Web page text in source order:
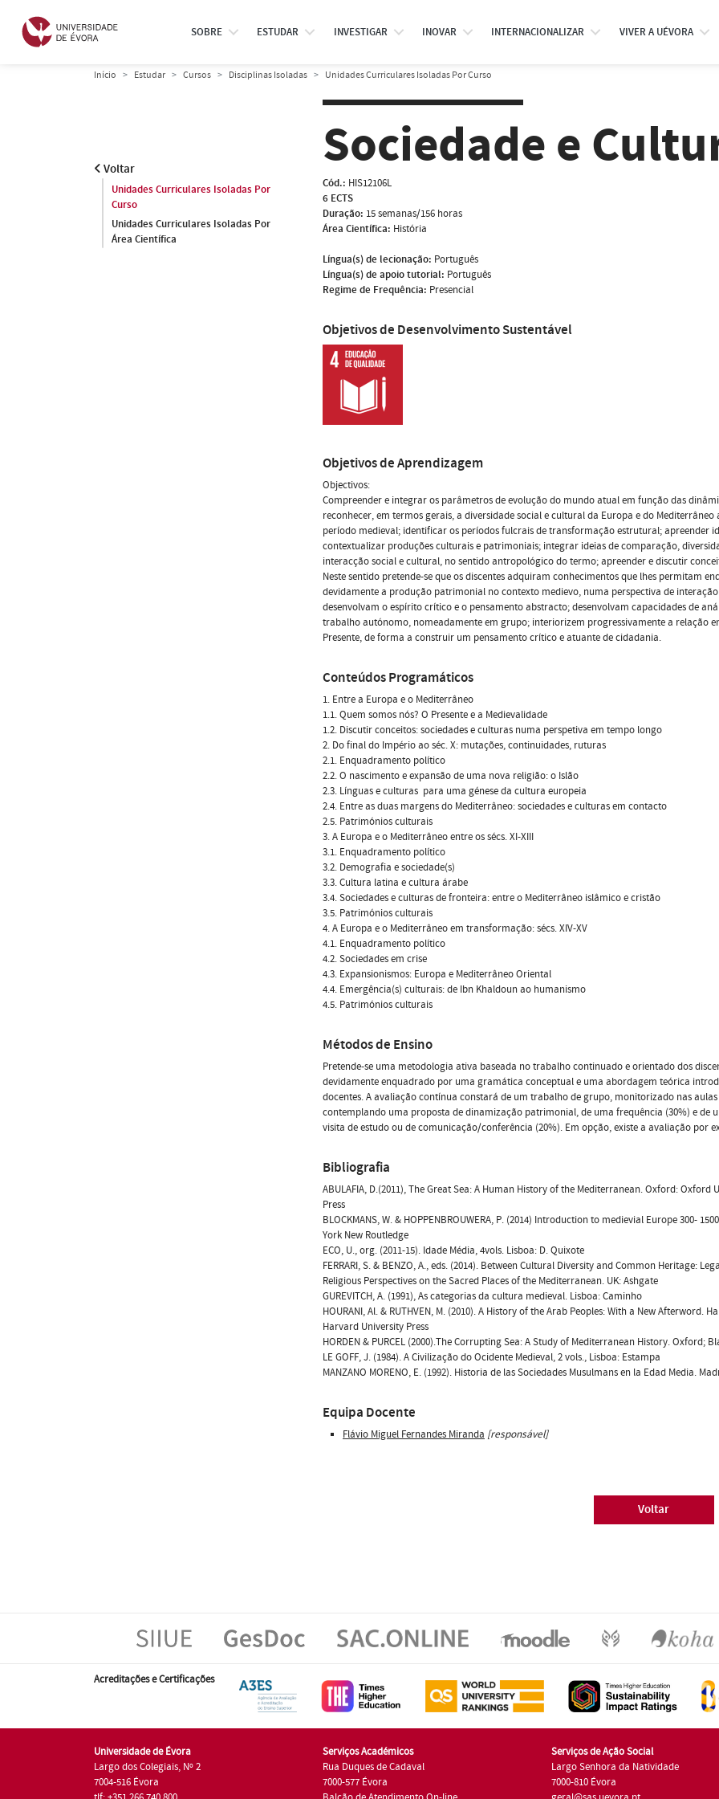
SOBRE ESTUDAR INVESTIGAR INOVAR INTERNACIONALIZAR VIVER A UÉVORA
Início Estudar Cursos Disciplinas Isoladas Unidades Curriculares Isoladas Por Curso
Voltar
Unidades Curriculares Isoladas Por
Curso
Unidades Curriculares Isoladas Por
Área Científica
Sociedade e
Cód.: HIS12106L
6 ECTS
Duração: 15 semanas/156 horas
Área Científica: História
Língua(s) de lecionação: Português
Língua(s) de apoio tutorial: Português
Regime de Frequência: Presencial
Objetivos de Desenvolvimento Sustentável
Objetivos de Aprendizagem
Objectivos:
Compreender e integrar os parâmetros de evolução do mundo atual em função das
reconhecer, em termos gerais, a diversidade social e cultural da Europa e do Mediterrâneo
período medieval; identificar os períodos fulcrais de transformação estrutural; apreender
contextualizar produções culturais e patrimoniais; integrar ideias de comparação,
interacção social e cultural, no sentido antropológico do termo; apreender e discutir
Neste sentido pretende-se que os discentes adquiram conhecimentos que lhes permitam
devidamente a produção patrimonial no contexto medievo, numa perspectiva de
desenvolvam o espírito crítico e o pensamento abstracto; desenvolvam capacidades de
trabalho autónomo, nomeadamente em grupo; interiorizem progressivamente a relação
Presente, de forma a construir um pensamento crítico e atuante de cidadania.
Conteúdos Programáticos
1. Entre a Europa e o Mediterrâneo
1.1. Quem somos nós? O Presente e a Medievalidade
1.2. Discutir conceitos: sociedades e culturas numa perspetiva em tempo longo
2. Do final do Império ao séc. X: mutações, continuidades, ruturas
2.1. Enquadramento político
2.2. O nascimento e expansão de uma nova religião: o Islão
2.3. Línguas e culturas  para uma génese da cultura europeia
2.4. Entre as duas margens do Mediterrâneo: sociedades e culturas em contacto
2.5. Patrimónios culturais
3. A Europa e o Mediterrâneo entre os sécs. XI-XIII
3.1. Enquadramento político
3.2. Demografia e sociedade(s)
3.3. Cultura latina e cultura árabe
3.4. Sociedades e culturas de fronteira: entre o Mediterrâneo islâmico e cristão
3.5. Patrimónios culturais
4. A Europa e o Mediterrâneo em transformação: sécs. XIV-XV
4.1. Enquadramento político
4.2. Sociedades em crise
4.3. Expansionismos: Europa e Mediterrâneo Oriental
4.4. Emergência(s) culturais: de Ibn Khaldoun ao humanismo
4.5. Patrimónios culturais
Métodos de Ensino
Pretende-se uma metodologia ativa baseada no trabalho continuado e orientado dos
devidamente enquadrado por uma gramática conceptual e uma abordagem teórica
docentes. A avaliação contínua constará de um trabalho de grupo, monitorizado nas
contemplando uma proposta de dinamização patrimonial, de uma frequência (30%) e de
visita de estudo ou de comunicação/conferência (20%). Em opção, existe a avaliação por
Bibliografia
ABULAFIA, D.(2011), The Great Sea: A Human History of the Mediterranean. Oxford: Oxford
Press
BLOCKMANS, W. & HOPPENBROUWERA, P. (2014) Introduction to medievial Europe 300-
York New Routledge
ECO, U., org. (2011-15). Idade Média, 4vols. Lisboa: D. Quixote
FERRARI, S. & BENZO, A., eds. (2014). Between Cultural Diversity and Common Heritage:
Religious Perspectives on the Sacred Places of the Mediterranean. UK: Ashgate
GUREVITCH, A. (1991), As categorias da cultura medieval. Lisboa: Caminho
HOURANI, Al. & RUTHVEN, M. (2010). A History of the Arab Peoples: With a New Afterword.
Harvard University Press
HORDEN & PURCEL (2000).The Corrupting Sea: A Study of Mediterranean History. Oxford;
LE GOFF, J. (1984). A Civilização do Ocidente Medieval, 2 vols., Lisboa: Estampa
MANZANO MORENO, E. (1992). Historia de las Sociedades Musulmans en la Edad Media.
Equipa Docente
Flávio Miguel Fernandes Miranda [responsável]
Voltar
Acreditações e Certificações
Universidade de Évora
Largo dos Colegiais, Nº 2
7004-516 Évora
Serviços Académicos
Rua Duques de Cadaval
7000-577 Évora
Serviços de Ação Social
Largo Senhora da Natividade
7000-810 Évora